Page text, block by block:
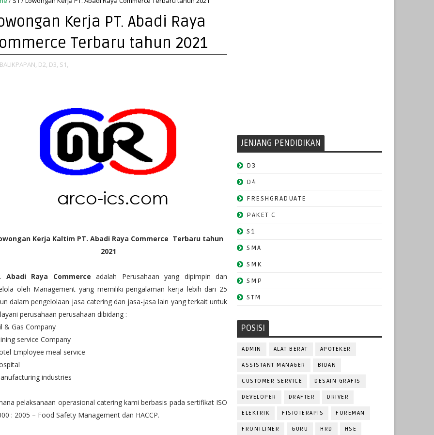
Kerja PT. Abadi Raya
Terbaru tahun 2021
BALIKPAPAN, D2, D3, S1,
Kerja Kaltim PT. Abadi Raya Commerce Terbaru tahun
2021
Abadi Raya Commerce adalah Perusahaan yang dipimpin dan
oleh Management yang memiliki pengalaman kerja lebih dari 25
dalam pengelolaan jasa catering dan jasa-jasa lain yang terkait untuk
perusahaan perusahaan dibidang :
& Gas Company
service Company
Employee meal service
industries
pelaksanaan operasional catering kami berbasis pada sertifikat ISO
: 2005 – Food Safety Management dan HACCP.
JENJANG PENDIDIKAN
D3
D4
FRESHGRADUATE
PAKET C
S1
SMA
SMK
SMP
STM
POSISI
ADMIN ALAT BERAT APOTEKER
ASSISTANT MANAGER BIDAN
CUSTOMER SERVICE DESAIN GRAFIS
DEVELOPER DRAFTER DRIVER
ELEKTRIK FISIOTERAPIS FOREMAN
FRONTLINER GURU HRD HSE